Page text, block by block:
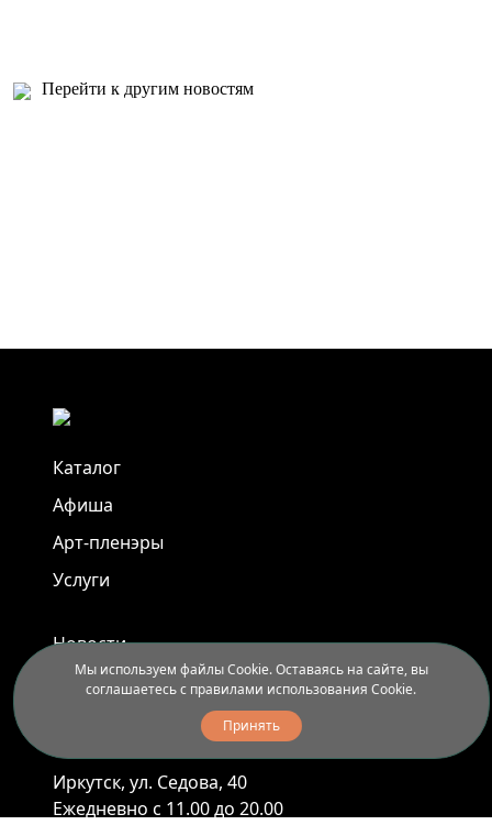
Перейти к другим новостям
Каталог
Афиша
Арт-пленэры
Услуги
Новости
Контакты
Доставка и правила вывоза
Иркутск, ул. Седова, 40
Ежедневно с 11.00 до 20.00
Мы используем файлы Cookie. Оставаясь на сайте, вы
соглашаетесь с правилами использования Cookie.
Принять